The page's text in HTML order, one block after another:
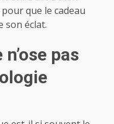
que le cadeau
son éclat.
pas